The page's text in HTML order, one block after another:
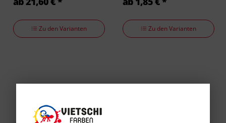
Zu den Varianten Zu den Varianten